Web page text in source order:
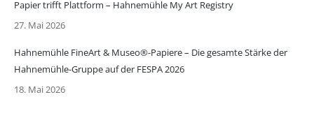
Papier trifft Plattform – Hahnemühle My Art Registry
27. Mai 2026
Hahnemühle FineArt & Museo®-Papiere – Die gesamte Stärke der
Hahnemühle-Gruppe auf der FESPA 2026
18. Mai 2026